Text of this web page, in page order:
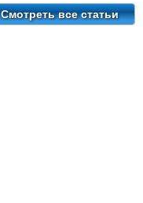
Смотреть все статьи